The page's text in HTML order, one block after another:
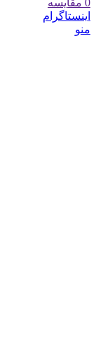
0 مقایسه
اینستاگرام
منو